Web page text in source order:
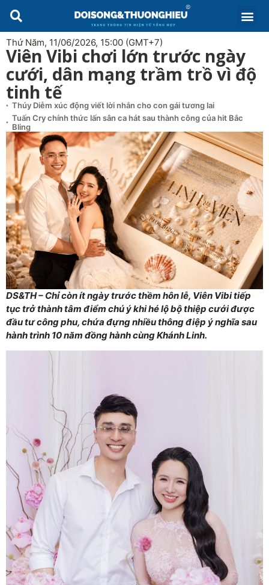
Thứ Năm, 11/06/2026, 15:00 (GMT+7)
Viên Vibi chơi lớn trước ngày
cưới, dân mạng trầm trồ vì độ
tinh tế
Thúy Diễm xúc động viết lời nhắn cho con gái tương lai
Tuấn Cry chính thức lấn sân ca hát sau thành công của hit Bắc
Bling
DS&TH – Chỉ còn ít ngày trước thềm hôn lễ, Viên Vibi tiếp
tục trở thành tâm điểm chú ý khi hé lộ bộ thiệp cưới được
đầu tư công phu, chứa đựng nhiều thông điệp ý nghĩa sau
hành trình 10 năm đồng hành cùng Khánh Linh.